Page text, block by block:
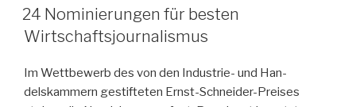
AM
24 Nominierungen für besten
Wirtschaftsjournalismus
Im Wettbewerb des von den Industrie- und Han­
delskammern gestifteten Ernst-Schneider-Preises